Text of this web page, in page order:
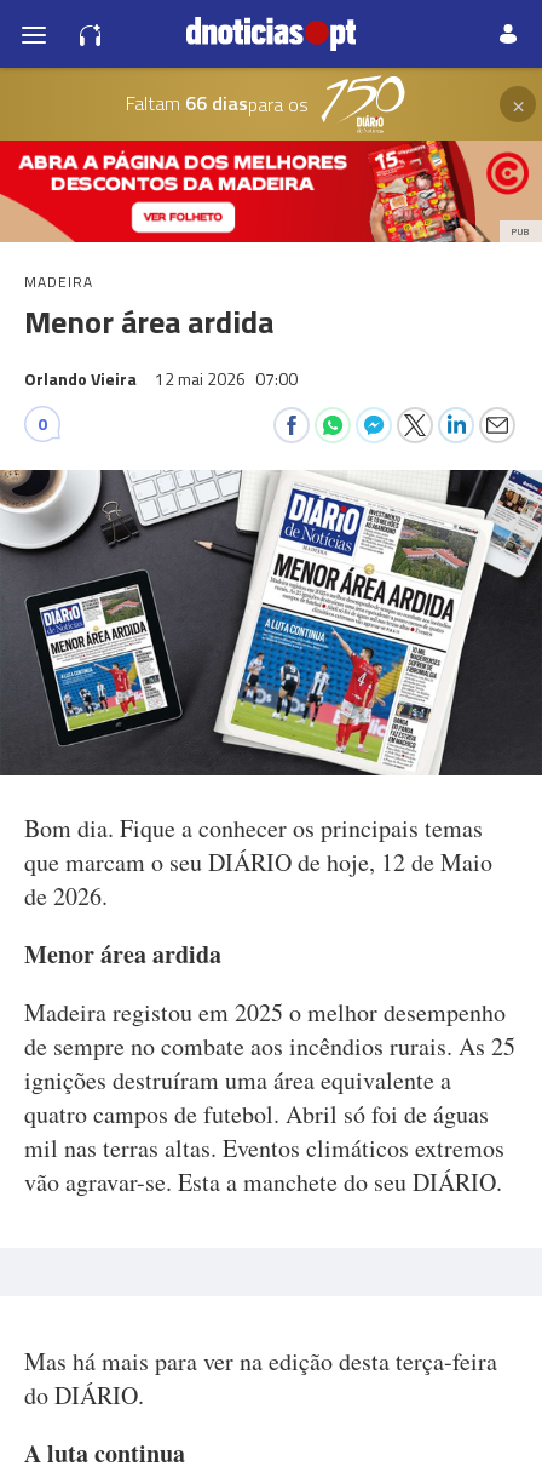
Faltam 66 diaspara os ×
PUB
MADEIRA
Menor área ardida
Orlando Vieira 12 mai 2026 07:00
0
Bom dia. Fique a conhecer os principais temas
que marcam o seu DIÁRIO de hoje, 12 de Maio
de 2026.
Menor área ardida
Madeira registou em 2025 o melhor desempenho
de sempre no combate aos incêndios rurais. As 25
ignições destruíram uma área equivalente a
quatro campos de futebol. Abril só foi de águas
mil nas terras altas. Eventos climáticos extremos
vão agravar-se. Esta a manchete do seu DIÁRIO.
Mas há mais para ver na edição desta terça-feira
do DIÁRIO.
A luta continua